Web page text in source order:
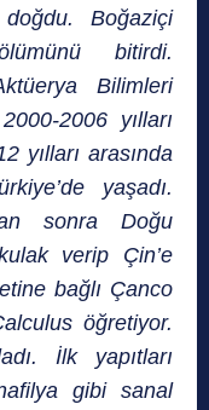
doğdu. Boğaziçi
bitirdi.
Bilimleri
2006 yılları
yılları arasında
yaşadı.
sonra Doğu
verip Çin’e
bağlı Çanco
öğretiyor.
İlk yapıtları
gibi sanal